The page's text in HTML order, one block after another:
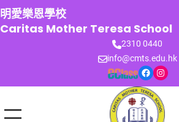
跳
至
主
明愛樂恩學校
Caritas Mother Teresa School
2310 0440
info@cmts.edu.hk
Facebook Instagram